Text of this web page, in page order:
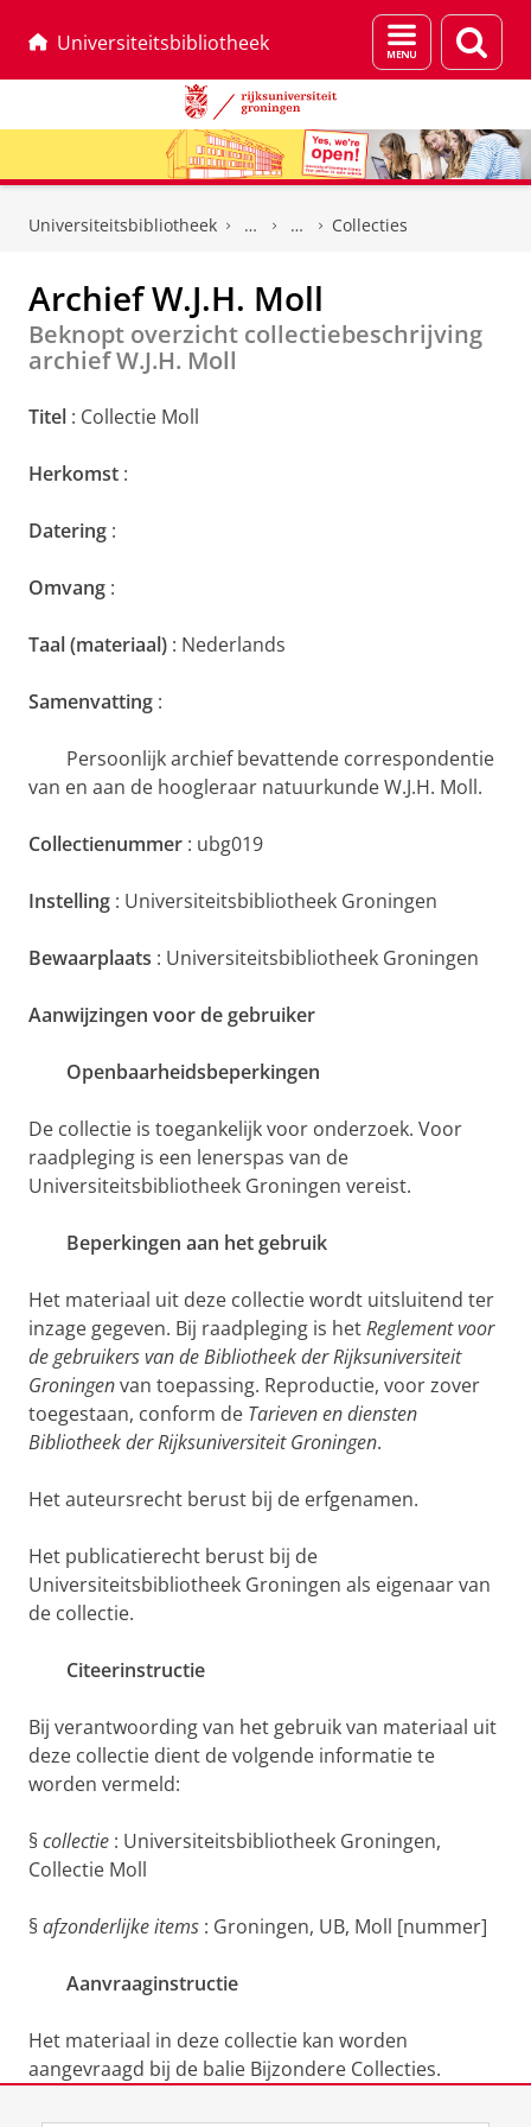
Universiteitsbibliotheek
Menu
en
Universiteitsbibliotheek Collecties
Archief W.J.H. Moll
Beknopt overzicht collectiebeschrijving
archief W.J.H. Moll
Titel : Collectie Moll
Herkomst :
Datering :
Omvang :
Taal (materiaal) : Nederlands
Samenvatting :
Persoonlijk archief bevattende correspondentie
van en aan de hoogleraar natuurkunde W.J.H. Moll.
Collectienummer : ubg019
Instelling : Universiteitsbibliotheek Groningen
Bewaarplaats : Universiteitsbibliotheek Groningen
Aanwijzingen voor de gebruiker
Openbaarheidsbeperkingen
De collectie is toegankelijk voor onderzoek. Voor
raadpleging is een lenerspas van de
Universiteitsbibliotheek Groningen vereist.
Beperkingen aan het gebruik
Het materiaal uit deze collectie wordt uitsluitend ter
inzage gegeven. Bij raadpleging is hetReglement voor
de gebruikers van de Bibliotheek der Rijksuniversiteit
Groningenvan toepassing. Reproductie, voor zover
toegestaan, conform de Tarieven en diensten
Bibliotheek der Rijksuniversiteit Groningen.
Het auteursrecht berust bij de erfgenamen.
Het publicatierecht berust bij de
Universiteitsbibliotheek Groningen als eigenaar van
de collectie.
Citeerinstructie
Bij verantwoording van het gebruik van materiaal uit
deze collectie dient de volgende informatie te
worden vermeld:
§ collectie : Universiteitsbibliotheek Groningen,
Collectie Moll
§ afzonderlijke items : Groningen, UB, Moll [nummer]
Aanvraaginstructie
Het materiaal in deze collectie kan worden
aangevraagd bij de balie Bijzondere Collecties.